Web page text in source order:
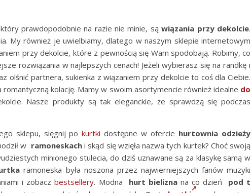
prawdopodobnie na razie nie minie, sąwiązania przy dekolcie.
My również je uwielbiamy, dlatego w naszym sklepie internetowym
przy dekolcie, które z pewnością się Wam spodobają. Robimy, co
rozwiązania w najlepszych cenach! Jeżeli wybierasz się na randkę i
olśnić partnera, sukienka z wiązaniem przy dekolcie to coś dla Ciebie.
kolację. Mamy w swoim asortymencie również idealne do
Nasze produkty są tak eleganckie, że sprawdzą się podczas
sklepu, sięgnij pokurtki dostępne w ofercie hurtownia odzieży
w ramoneskachi skąd się wzięła nazwa tych kurtek? Choć swoją
minionego stulecia, do dziś uznawane są za klasykę samą w
ramoneska była noszona przez najwierniejszych fanów muzyki
i zobaczbestsellery. Modna hurt bieliznana co dzień pod t